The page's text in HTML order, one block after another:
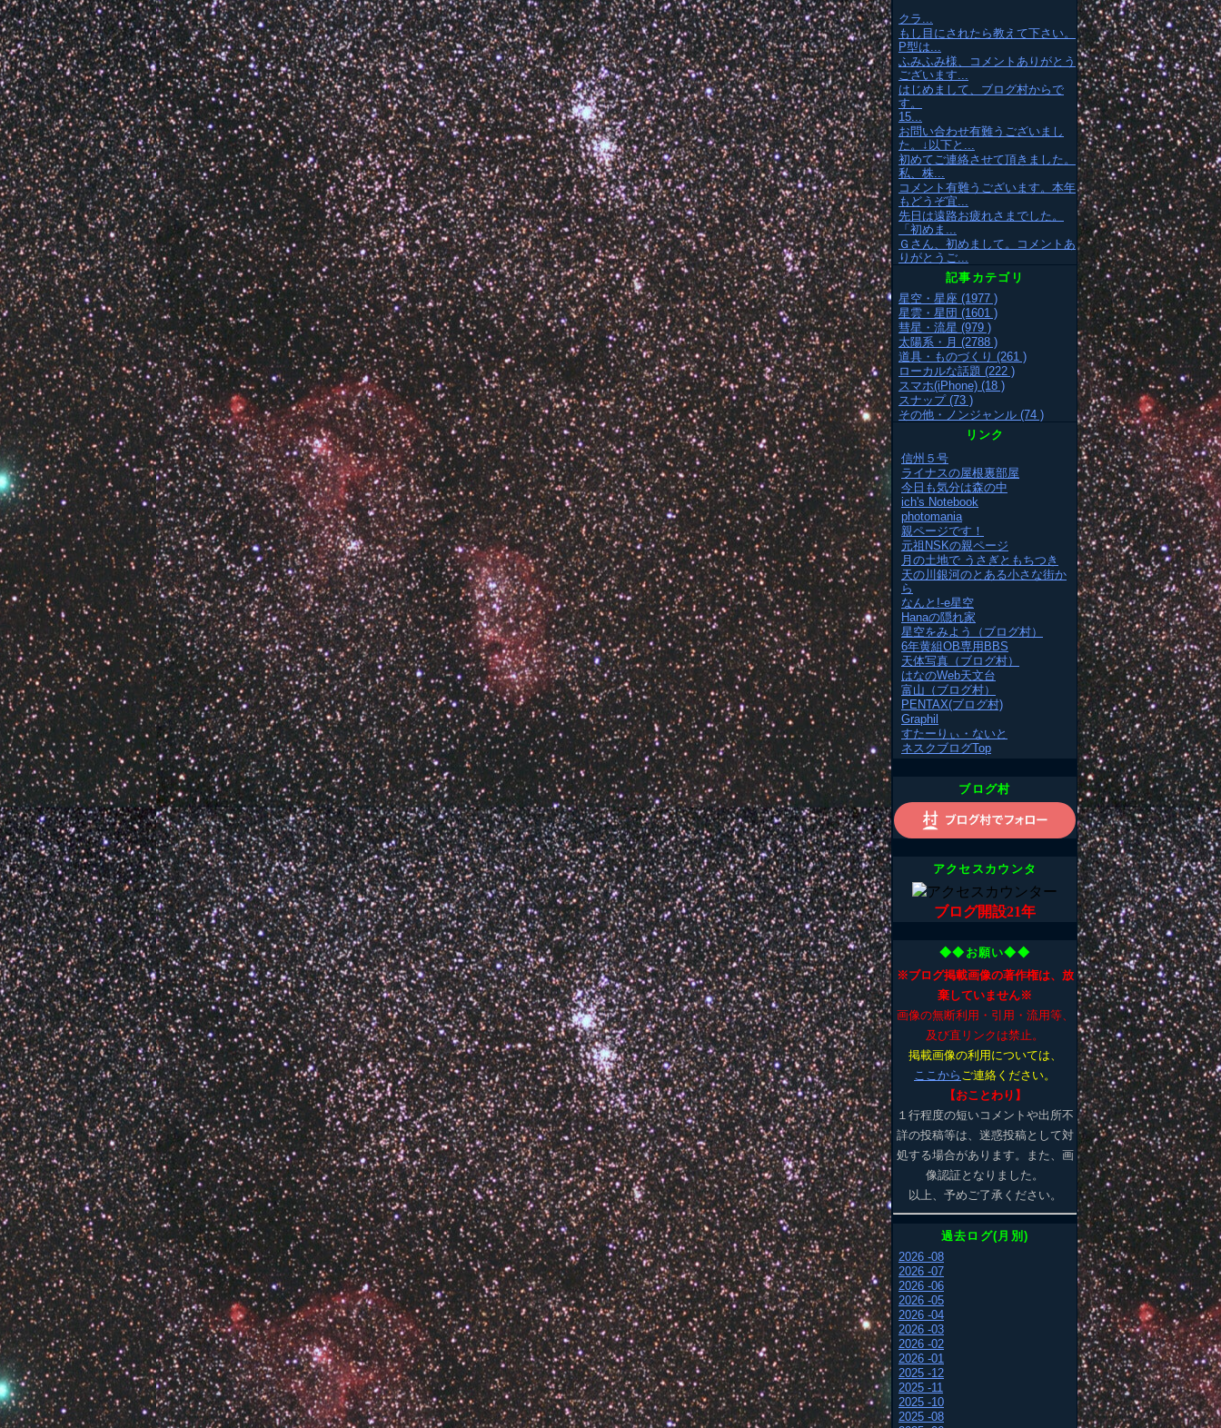
クラ...
もし目にされたら教えて下さい。
P型は...
ふみふみ様、コメントありがとう
ございます...
はじめまして、ブログ村からで
す。
15...
お問い合わせ有難うございまし
た。↓以下と...
初めてご連絡させて頂きました。
私、株...
コメント有難うございます。本年
もどうぞ宜...
先日は遠路お疲れさまでした。
「初めま...
Ｇさん、初めまして。コメントあ
りがとうご...
記事カテゴリ
星空・星座 (1977 )
星雲・星団 (1601 )
彗星・流星 (979 )
太陽系・月 (2788 )
道具・ものづくり (261 )
ローカルな話題 (222 )
スマホ(iPhone) (18 )
スナップ (73 )
その他・ノンジャンル (74 )
リンク
信州５号
ライナスの屋根裏部屋
今日も気分は森の中
ich's Notebook
photomania
親ページです！
元祖NSKの親ページ
月の土地で うさぎともちつき
天の川銀河のとある小さな街か
ら
なんと!-e星空
Hanaの隠れ家
星空をみよう（ブログ村）
6年黄組OB専用BBS
天体写真（ブログ村）
はなのWeb天文台
富山（ブログ村）
PENTAX(ブログ村)
Graphil
すたーりぃ・ないと
ネスクブログTop
ブログ村
アクセスカウンタ
ブログ開設21年
◆◆お願い◆◆
※ブログ掲載画像の著作権は、放
棄していません※
画像の無断利用・引用・流用等、
及び直リンクは禁止。
掲載画像の利用については、
ここから ご連絡ください。
【おことわり】
１行程度の短いコメントや出所不
詳の投稿等は、迷惑投稿として対
処する場合があります。また、画
像認証となりました。
以上、予めご了承ください。
過去ログ(月別)
2026 -08
2026 -07
2026 -06
2026 -05
2026 -04
2026 -03
2026 -02
2026 -01
2025 -12
2025 -11
2025 -10
2025 -08